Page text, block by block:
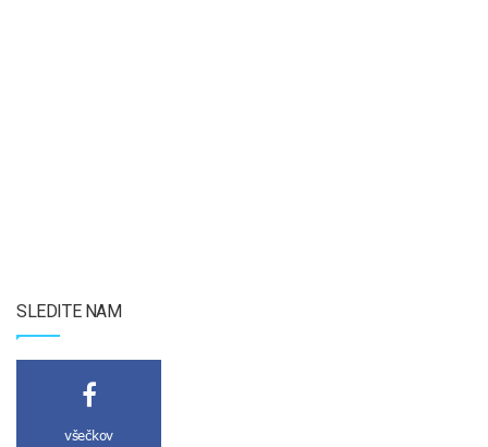
SLEDITE NAM
všečkov